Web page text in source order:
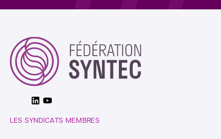
LinkedinYoutube
LES SYNDICATS MEMBRES